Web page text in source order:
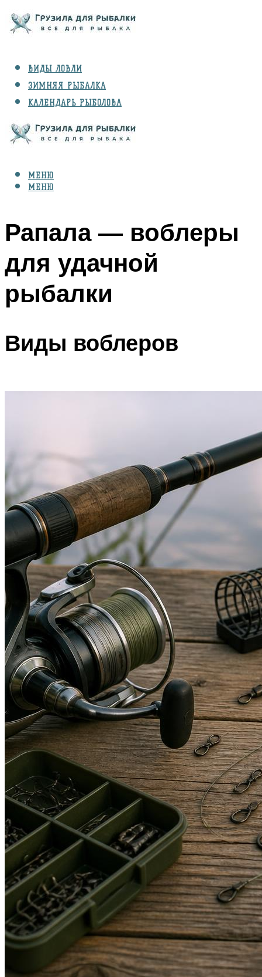
ВИДЫ ЛОВЛИ
ЗИМНЯЯ РЫБАЛКА
КАЛЕНДАРЬ РЫБОЛОВА
СНАРЯЖЕНИЕ
МЕНЮ
МЕНЮ
Рапала — воблеры
для удачной
рыбалки
Виды воблеров